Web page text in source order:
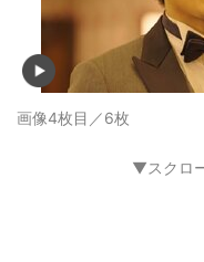
画像4枚目／6枚
▼スクロ